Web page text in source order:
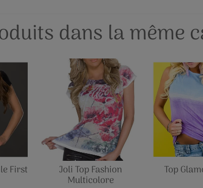
dans la même
First Joli Top Fashion
Multicolore
Top